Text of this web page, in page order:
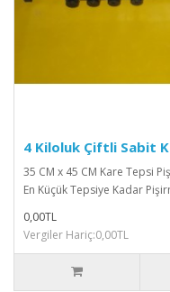
4 Kiloluk Çiftli Sabit
35 CM x 45 CM Kare Tepsi
En Küçük Tepsiye Kadar
0,00TL
Vergiler Hariç:0,00TL